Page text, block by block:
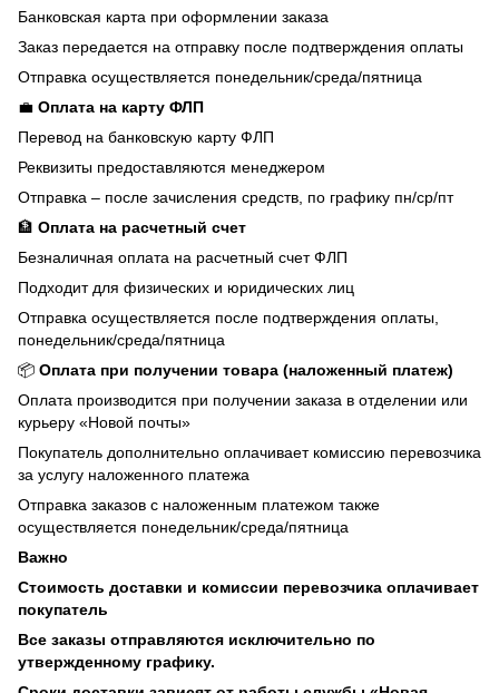
Банковская карта при оформлении заказа
Заказ передается на отправку после подтверждения оплаты
Отправка осуществляется понедельник/среда/пятница
💼 Оплата на карту ФЛП
Перевод на банковскую карту ФЛП
Реквизиты предоставляются менеджером
Отправка – после зачисления средств, по графику пн/ср/пт
🏦 Оплата на расчетный счет
Безналичная оплата на расчетный счет ФЛП
Подходит для физических и юридических лиц
Отправка осуществляется после подтверждения оплаты,
понедельник/среда/пятница
📦 Оплата при получении товара (наложенный платеж)
Оплата производится при получении заказа в отделении или
курьеру «Новой почты»
Покупатель дополнительно оплачивает комиссию перевозчика
за услугу наложенного платежа
Отправка заказов с наложенным платежом также
осуществляется понедельник/среда/пятница
Важно
Стоимость доставки и комиссии перевозчика оплачивает
покупатель
Все заказы отправляются исключительно по
утвержденному графику.